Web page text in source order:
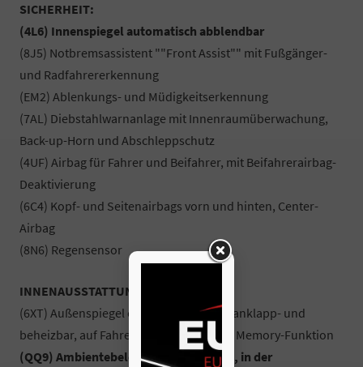
SICHERHEIT:
(4L6) Innenspiegel automatisch abblendbar
(8J5) Notbremsassistent ""Front Assist"" mit Fußgänger-
und Radfahrererkennung
(EM2) Ablenkungs- und Müdigkeitserkennung
(7AL) Diebstahlwarnanlage mit Innenraumüberwachung,
Back-up-Horn und Abschleppschutz
(4UF) Airbag für Fahrer und Beifahrer, mit Beifahrerairbag-
Deaktivierung
(6C4) Kopf- und Seitenairbags vorn und hinten, Center-
Airbag
(8N6) Regensensor
INNENAUSSTATTUNG UND KOMFORT:
(6XT) Außenspiegel elektrisch einstell-, anklapp- und
beheizbar, auf Fahrerseite abblendend, Memory-Funktion
(QQ9) Ambientebeleuchtung 30-farbig, in der